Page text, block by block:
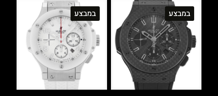
סוגים.
ניתן
לבחור
את
האפשרויות
בעמוד
המוצר
סוגים.
ניתן
לבחור
את
האפשרויות
בעמוד
המוצר
במבצע במבצע